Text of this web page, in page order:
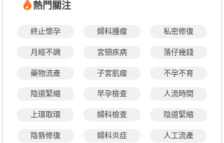
熱門關注
終止懷孕 婦科腫瘤 私密修復
月經不調 宮頸疾病 落仔幾錢
藥物流產 子宮肌瘤 不孕不育
陰道緊縮 早孕檢查 人流時間
上環取環 婦科檢查 陰道緊縮
陰唇修復 婦科炎症 人工流產